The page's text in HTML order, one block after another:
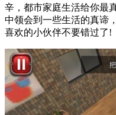
辛，都市家庭生活给你最
中领会到一些生活的真谛
喜欢的小伙伴不要错过了!